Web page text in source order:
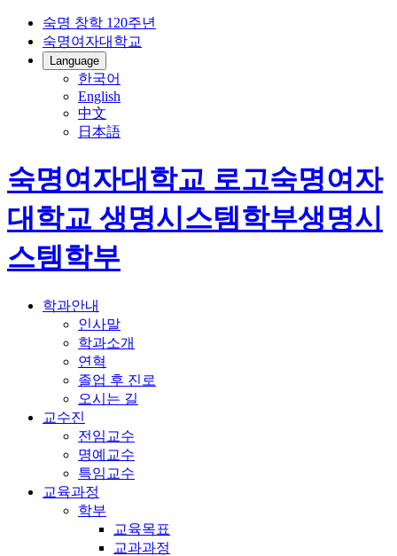
숙명 창학 120주년
숙명여자대학교
Language
한국어
English
中文
日本語
숙명여자대학교 로고숙명여자
대학교 생명시스템학부생명시
스템학부
학과안내
인사말
학과소개
연혁
졸업 후 진로
오시는 길
교수진
전임교수
명예교수
특임교수
교육과정
학부
교육목표
교과과정